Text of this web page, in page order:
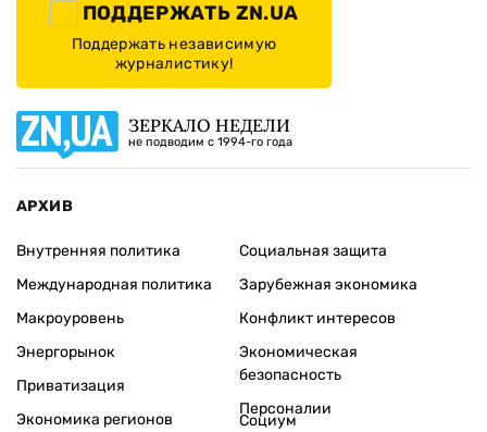
ПОДДЕРЖАТЬ ZN.UA
Поддержать независимую
журналистику!
ЗЕРКАЛО НЕДЕЛИ
не подводим с 1994-го года
АРХИВ
Внутренняя политика
Международная политика
Макроуровень
Энергорынок
Приватизация
Экономика регионов
Социальная защита
Зарубежная экономика
Конфликт интересов
Экономическая
безопасность
Персоналии
Социум